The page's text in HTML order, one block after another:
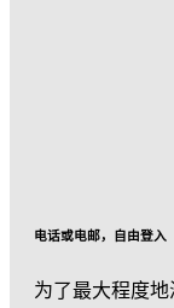
电话或电邮，自由登入
为了最大程度